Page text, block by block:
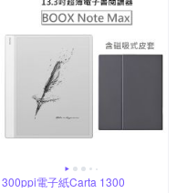
300ppi電子紙Carta 1300